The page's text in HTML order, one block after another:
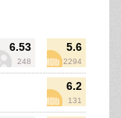
6.53
248
5.6
2294
6.2
131